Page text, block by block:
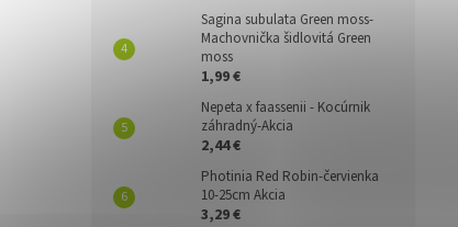
Sagina subulata Green moss-
Machovnička šidlovitá Green
moss
1,99 €
Nepeta x faassenii - Kocúrnik
záhradný-Akcia
2,44 €
Photinia Red Robin-červienka
10-25cm Akcia
3,29 €